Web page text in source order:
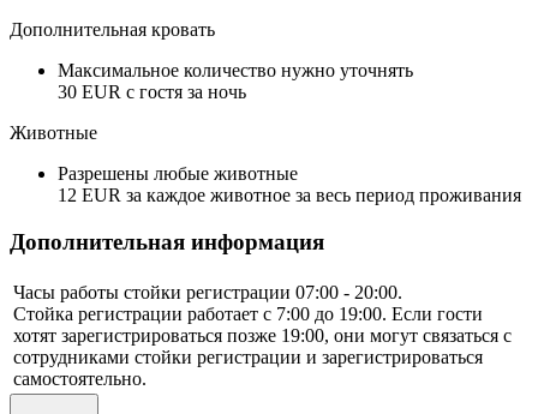
Дополнительная кровать
Максимальное количество нужно уточнять
30 EUR с гостя за ночь
Животные
Разрешены любые животные
12 EUR за каждое животное за весь период проживания
Дополнительная информация
Часы работы стойки регистрации 07:00 - 20:00.
Стойка регистрации работает с 7:00 до 19:00. Если гости
хотят зарегистрироваться позже 19:00, они могут связаться с
сотрудниками стойки регистрации и зарегистрироваться
самостоятельно.